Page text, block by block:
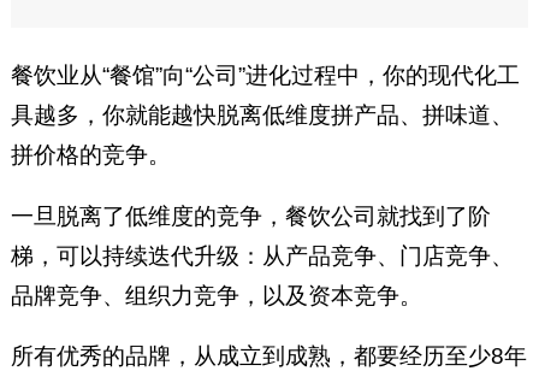
餐饮业从“餐馆”向“公司”进化过程中，你的现代化工
具越多，你就能越快脱离低维度拼产品、拼味道、
拼价格的竞争。
一旦脱离了低维度的竞争，餐饮公司就找到了阶
梯，可以持续迭代升级：从产品竞争、门店竞争、
品牌竞争、组织力竞争，以及资本竞争。
所有优秀的品牌，从成立到成熟，都要经历至少8年